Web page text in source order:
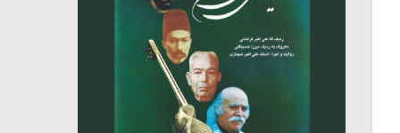
میکلوش روژا